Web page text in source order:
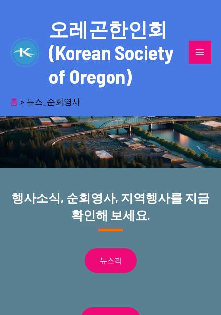
오레곤한인회
(Korean Society
of Oregon)
홈 » 뉴스_순회영사
반세기의 세월을 품고 동포사회를 섬겨온
오레곤한인회!
행사소식, 순회영사, 지역행사를 지금
확인해 보세요.
뉴스픽